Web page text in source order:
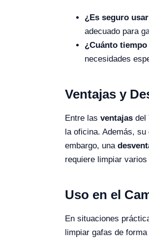
¿Es seguro
adecuado para
¿Cuánto
necesidades
Ventajas y
Entre las ventajas del
la oficina. Además,
embargo, una
requiere limpiar
Uso en el
En situaciones
limpiar gafas de